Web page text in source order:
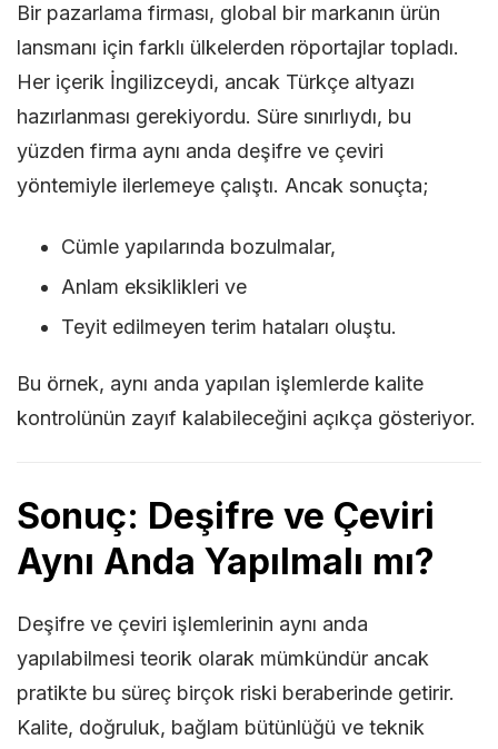
Bir pazarlama firması, global bir markanın ürün
lansmanı için farklı ülkelerden röportajlar topladı.
Her içerik İngilizceydi, ancak Türkçe altyazı
hazırlanması gerekiyordu. Süre sınırlıydı, bu
yüzden firma aynı anda deşifre ve çeviri
yöntemiyle ilerlemeye çalıştı. Ancak sonuçta;
Cümle yapılarında bozulmalar,
Anlam eksiklikleri ve
Teyit edilmeyen terim hataları oluştu.
Bu örnek, aynı anda yapılan işlemlerde kalite
kontrolünün zayıf kalabileceğini açıkça gösteriyor.
Sonuç: Deşifre ve Çeviri
Aynı Anda Yapılmalı mı?
Deşifre ve çeviri işlemlerinin aynı anda
yapılabilmesi teorik olarak mümkündür ancak
pratikte bu süreç birçok riski beraberinde getirir.
Kalite, doğruluk, bağlam bütünlüğü ve teknik